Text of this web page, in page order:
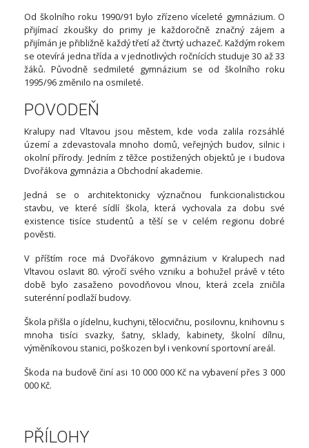
Od školního roku 1990/91 bylo zřízeno víceleté gymnázium. O
přijímací zkoušky do primy je každoročně značný zájem a
přijímán je přibližně každý třetí až čtvrtý uchazeč. Každým rokem
se otevírá jedna třída a v jednotlivých ročnících studuje 30 až 33
žáků. Původně sedmileté gymnázium se od školního roku
1995/96 změnilo na osmileté.
POVODEŇ
Kralupy nad Vltavou jsou městem, kde voda zalila rozsáhlé
území a zdevastovala mnoho domů, veřejných budov, silnic i
okolní přírody. Jedním z těžce postižených objektů je i budova
Dvořákova gymnázia a Obchodní akademie.
Jedná se o architektonicky význačnou funkcionalistickou
stavbu, ve které sídlí škola, která vychovala za dobu své
existence tisíce studentů a těší se v celém regionu dobré
pověsti.
V příštím roce má Dvořákovo gymnázium v Kralupech nad
Vltavou oslavit 80. výročí svého vzniku a bohužel právě v této
době bylo zasaženo povodňovou vlnou, která zcela zničila
suterénní podlaží budovy.
Škola přišla o jídelnu, kuchyni, tělocvičnu, posilovnu, knihovnu s
mnoha tisíci svazky, šatny, sklady, kabinety, školní dílnu,
výměníkovou stanici, poškozen byl i venkovní sportovní areál.
Škoda na budově činí asi 10 000 000 Kč na vybavení přes 3 000
000 Kč.
PŘÍLOHY